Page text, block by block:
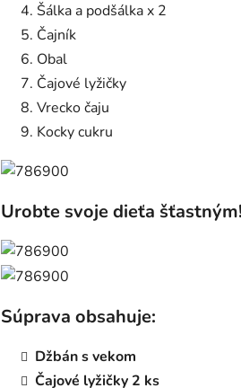
Šálka a podšálka x 2
Čajník
Obal
Čajové lyžičky
Vrecko čaju
Kocky cukru
Urobte svoje dieťa šťastným!
Súprava obsahuje:
Džbán s vekom
Čajové lyžičky 2 ks